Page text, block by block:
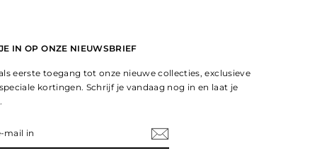
IN OP ONZE NIEUWSBRIEF
eerste toegang tot onze nieuwe collecties, exclusieve
kortingen. Schrijf je vandaag nog in en laat je